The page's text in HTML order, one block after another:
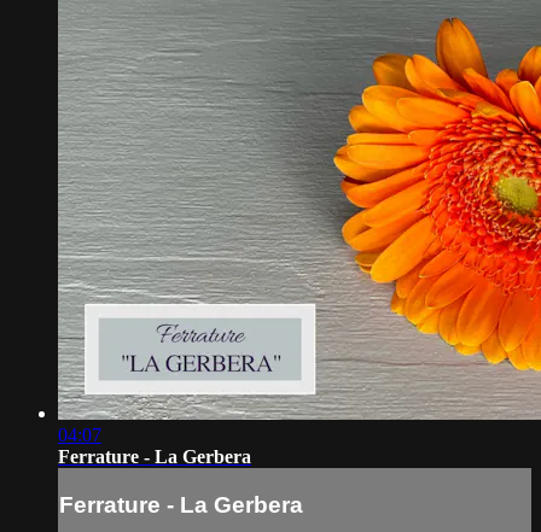
04:07
Ferrature - La Gerbera
Ferrature - La Gerbera